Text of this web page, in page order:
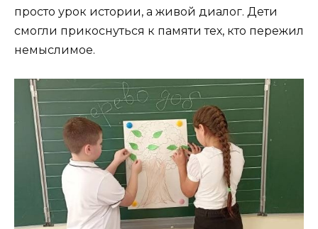
просто урок истории, а живой диалог. Дети
смогли прикоснуться к памяти тех, кто пережил
немыслимое.